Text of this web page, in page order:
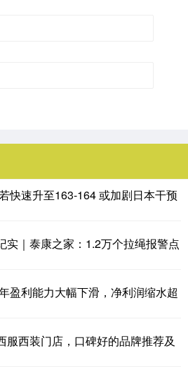
快速升至163-164 或加剧日本干预
实｜泰康之家：1.2万个拉绳报警点
盈利能力大幅下滑，净利润缩水超
服西装门店，口碑好的品牌推荐及